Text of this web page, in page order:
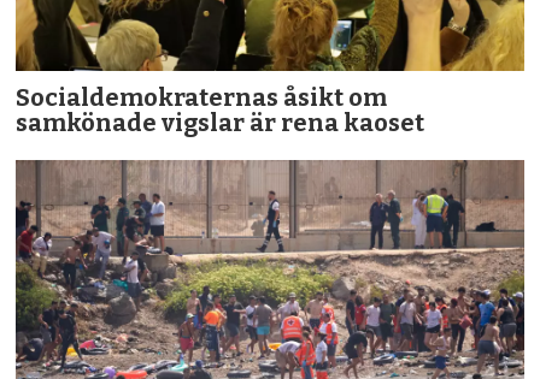
Socialdemokraternas åsikt om
samkönade vigslar är rena kaoset